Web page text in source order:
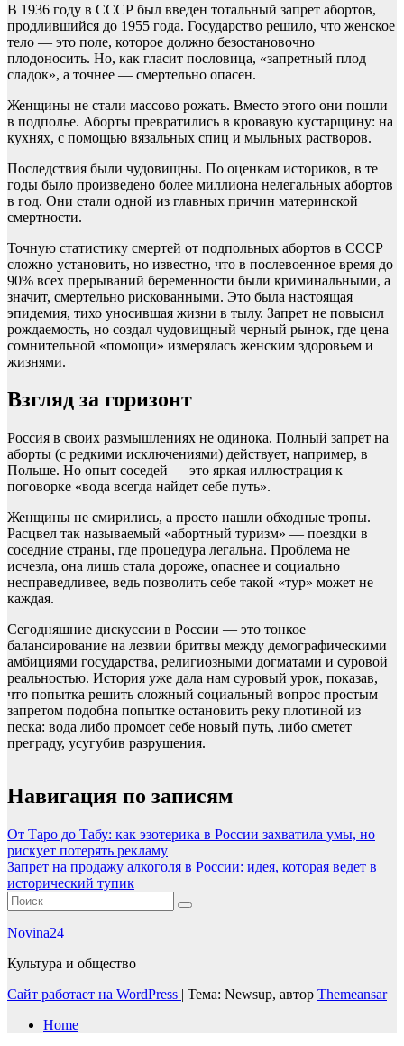
В 1936 году в СССР был введен тотальный запрет абортов,
продлившийся до 1955 года. Государство решило, что женское
тело — это поле, которое должно безостановочно
плодоносить. Но, как гласит пословица, «запретный плод
сладок», а точнее — смертельно опасен.
Женщины не стали массово рожать. Вместо этого они пошли
в подполье. Аборты превратились в кровавую кустарщину: на
кухнях, с помощью вязальных спиц и мыльных растворов.
Последствия были чудовищны. По оценкам историков, в те
годы было произведено более миллиона нелегальных абортов
в год. Они стали одной из главных причин материнской
смертности.
Точную статистику смертей от подпольных абортов в СССР
сложно установить, но известно, что в послевоенное время до
90% всех прерываний беременности были криминальными, а
значит, смертельно рискованными. Это была настоящая
эпидемия, тихо уносившая жизни в тылу. Запрет не повысил
рождаемость, но создал чудовищный черный рынок, где цена
сомнительной «помощи» измерялась женским здоровьем и
жизнями.
Взгляд за горизонт
Россия в своих размышлениях не одинока. Полный запрет на
аборты (с редкими исключениями) действует, например, в
Польше. Но опыт соседей — это яркая иллюстрация к
поговорке «вода всегда найдет себе путь».
Женщины не смирились, а просто нашли обходные тропы.
Расцвел так называемый «абортный туризм» — поездки в
соседние страны, где процедура легальна. Проблема не
исчезла, она лишь стала дороже, опаснее и социально
несправедливее, ведь позволить себе такой «тур» может не
каждая.
Сегодняшние дискуссии в России — это тонкое
балансирование на лезвии бритвы между демографическими
амбициями государства, религиозными догматами и суровой
реальностью. История уже дала нам суровый урок, показав,
что попытка решить сложный социальный вопрос простым
запретом подобна попытке остановить реку плотиной из
песка: вода либо промоет себе новый путь, либо сметет
преграду, усугубив разрушения.
Навигация по записям
От Таро до Табу: как эзотерика в России захватила умы, но
рискует потерять рекламу
Запрет на продажу алкоголя в России: идея, которая ведет в
исторический тупик
Novina24
Культура и общество
Сайт работает на WordPress | Тема: Newsup, автор Themeansar
Home